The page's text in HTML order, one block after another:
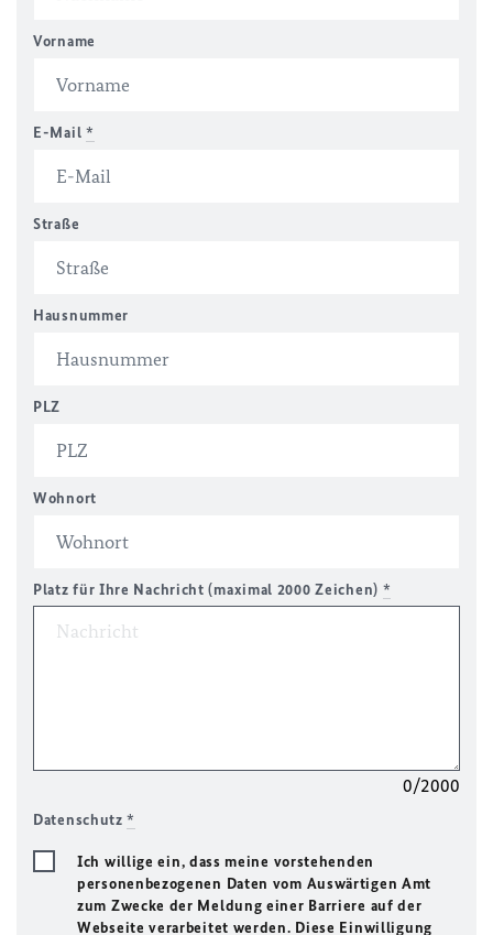
Vorname
E-Mail *
Straße
Hausnummer
PLZ
Wohnort
Platz für Ihre Nachricht (maximal 2000 Zeichen) *
0/2000
Datenschutz*
Ich willige ein, dass meine vorstehenden
personenbezogenen Daten vom Auswärtigen Amt
zum Zwecke der Meldung einer Barriere auf der
Webseite verarbeitet werden. Diese Einwilligung